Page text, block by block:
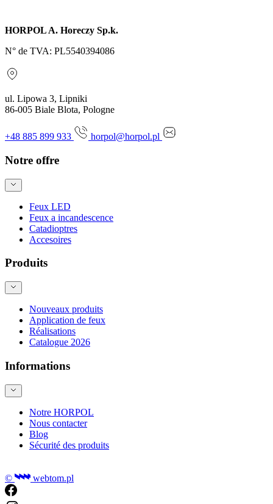
HORPOL A. Horeczy Sp.k.
N° de TVA: PL5540394086
ul. Lipowa 3, Lipniki
86-005 Biale Blota, Pologne
+48 885 899 933 horpol@horpol.pl
Notre offre
Feux LED
Feux a incandescence
Catadioptres
Accesoires
Produits
Nouveaux produits
Application de feux
Réalisations
Catalogue 2026
Informations
Notre HORPOL
Nous contacter
Blog
Sécurité des produits
© webtom.pl